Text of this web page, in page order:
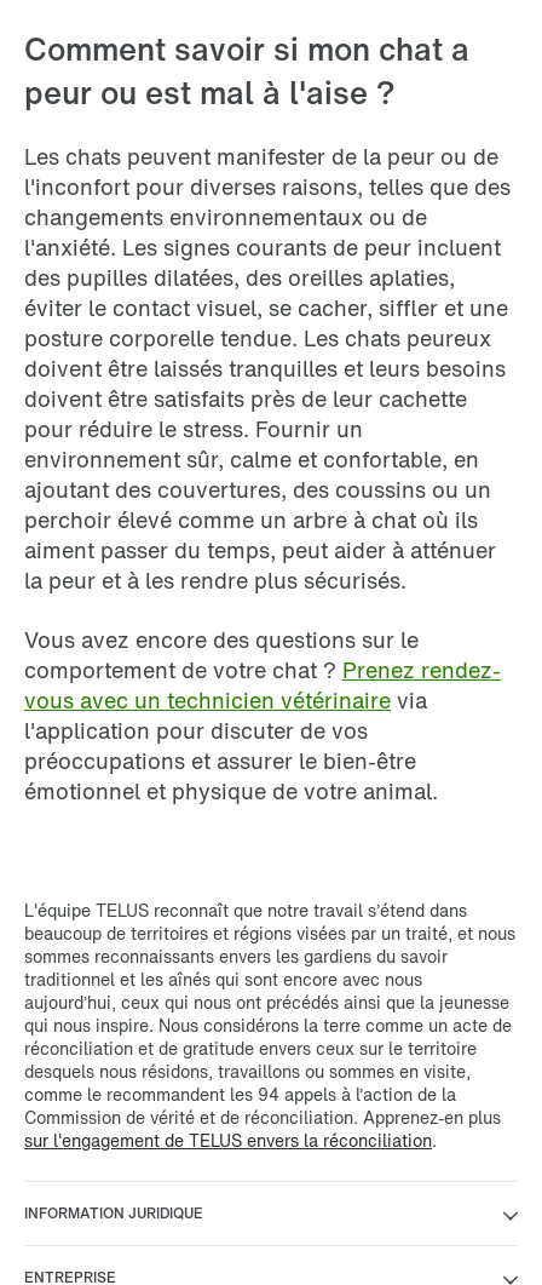
Comment savoir si mon chat a
peur ou est mal à l'aise ?
Les chats peuvent manifester de la peur ou de
l'inconfort pour diverses raisons, telles que des
changements environnementaux ou de
l'anxiété. Les signes courants de peur incluent
des pupilles dilatées, des oreilles aplaties,
éviter le contact visuel, se cacher, siffler et une
posture corporelle tendue. Les chats peureux
doivent être laissés tranquilles et leurs besoins
doivent être satisfaits près de leur cachette
pour réduire le stress. Fournir un
environnement sûr, calme et confortable, en
ajoutant des couvertures, des coussins ou un
perchoir élevé comme un arbre à chat où ils
aiment passer du temps, peut aider à atténuer
la peur et à les rendre plus sécurisés.
Vous avez encore des questions sur le
comportement de votre chat ? Prenez rendez-
vous avec un technicien vétérinairevia
l'application pour discuter de vos
préoccupations et assurer le bien-être
émotionnel et physique de votre animal.
L'équipe TELUS reconnaît que notre travail s’étend dans
beaucoup de territoires et régions visées par un traité, et nous
sommes reconnaissants envers les gardiens du savoir
traditionnel et les aînés qui sont encore avec nous
aujourd’hui, ceux qui nous ont précédés ainsi que la jeunesse
qui nous inspire. Nous considérons la terre comme un acte de
réconciliation et de gratitude envers ceux sur le territoire
desquels nous résidons, travaillons ou sommes en visite,
comme le recommandent les 94 appels à l’action de la
Commission de vérité et de réconciliation. Apprenez-en plus
sur l'engagement de TELUS envers la réconciliation.
INFORMATION JURIDIQUE
ENTREPRISE